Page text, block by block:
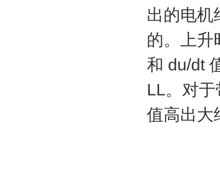
出的电机
的。上升
和 du/dt
LL。对
值高出大